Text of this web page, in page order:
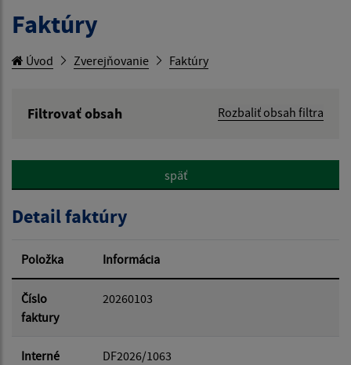
Faktúry
Úvod Zverejňovanie Faktúry
Filtrovať obsah
Rozbaliť obsah filtra
Hľadať v:
Dátum od:
Dátum do:
späť
Detail faktúry
Položka Informácia
Číslo
faktury
20260103
Interné
DF2026/1063